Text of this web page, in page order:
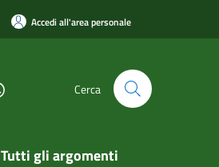
Accedi all'area personale
Cerca
Tutti gli argomenti